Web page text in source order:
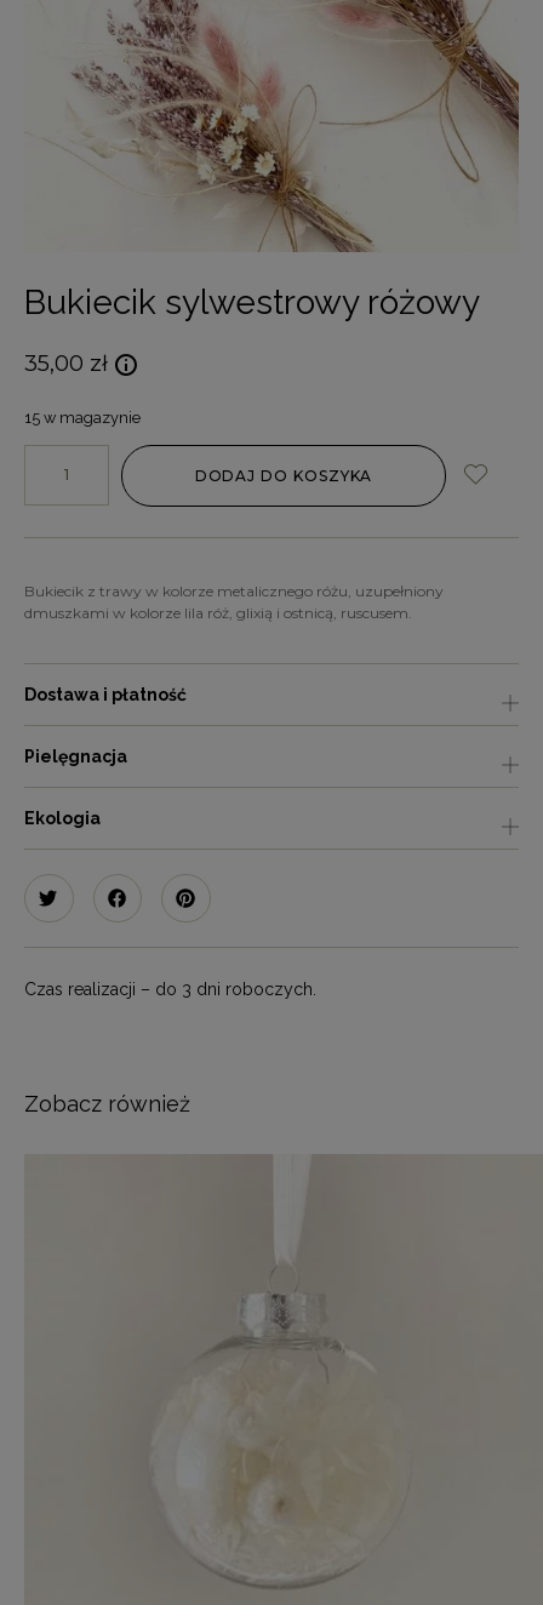
Bukiecik sylwestrowy różowy
35,00 zł
15 w magazynie
DODAJ DO KOSZYKA
Bukiecik z trawy w kolorze metalicznego różu, uzupełniony
dmuszkami w kolorze lila róż, glixią i ostnicą, ruscusem.
Dostawa i płatność
Pielęgnacja
Ekologia
Czas realizacji – do 3 dni roboczych.
Zobacz również